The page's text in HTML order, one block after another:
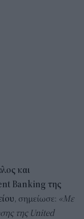
και
Banking της
, σημείωσε: «Με
της United